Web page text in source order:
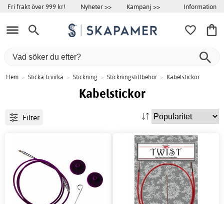
Fri frakt över 999 kr! Nyheter >> Kampanj >> Information
Hem > Sticka & virka > Stickning > Stickningstillbehör > Kabelstickor
Kabelstickor
Filter